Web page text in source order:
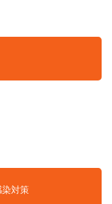
染対策